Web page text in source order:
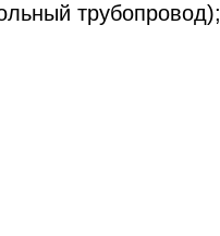
трубопровод);